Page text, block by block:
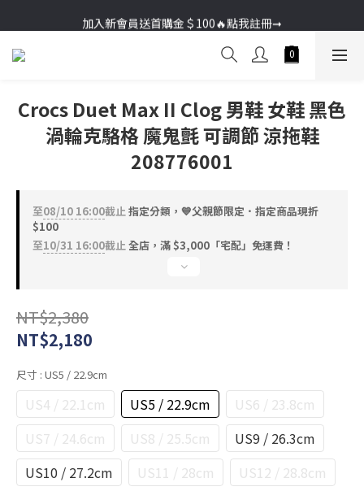
加入新會員送首購金＄100🔥點我註冊➞
加入新會員送首購金＄100🔥點我註冊➞
Crocs Duet Max II Clog 男鞋 女鞋 黑色
渦輪克駱格 魔鬼氈 可調節 涼拖鞋
208776001
至08/10 16:00截止指定分類，💙父親節限定．指定商品現折
$100
至10/31 16:00截止全店，滿 $3,000「宅配」免運費！
NT$2,380
NT$2,180
尺寸 : US5 / 22.9cm
US4 / 22.1cm US5 / 22.9cm
US6 / 23.8cm
US7 / 24.6cm
US8 / 25.5cm
US9 / 26.3cm
US10 / 27.2cm
US11 / 28cm
US12 / 28.8cm